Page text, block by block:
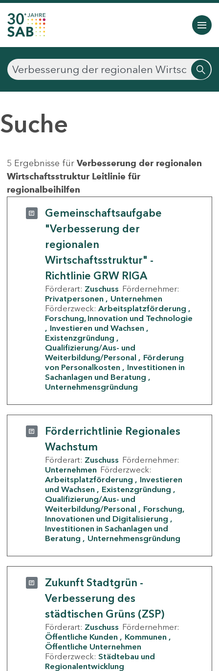
Suche
5 Ergebnisse für Verbesserung der regionalen
Wirtschaftsstruktur Leitlinie für
regionalbeihilfen
Gemeinschaftsaufgabe
"Verbesserung der
regionalen
Wirtschaftsstruktur" -
Richtlinie GRW RIGA
Förderart: Zuschuss Fördernehmer:
Privatpersonen
Unternehmen
Förderzweck: Arbeitsplatzförderung
Forschung, Innovation und Technologie
Investieren und Wachsen
Existenzgründung
Qualifizierung/Aus- und
Weiterbildung/Personal
Förderung
von Personalkosten
Investitionen in
Sachanlagen und Beratung
Unternehmensgründung
Förderrichtlinie Regionales
Wachstum
Förderart: Zuschuss Fördernehmer:
Unternehmen Förderzweck:
Arbeitsplatzförderung
Investieren
und Wachsen
Existenzgründung
Qualifizierung/Aus- und
Weiterbildung/Personal
Forschung,
Innovationen und Digitalisierung
Investitionen in Sachanlagen und
Beratung
Unternehmensgründung
Zukunft Stadtgrün -
Verbesserung des
städtischen Grüns (ZSP)
Förderart: Zuschuss Fördernehmer:
Öffentliche Kunden
Kommunen
Öffentliche Unternehmen
Förderzweck: Städtebau und
Regionalentwicklung